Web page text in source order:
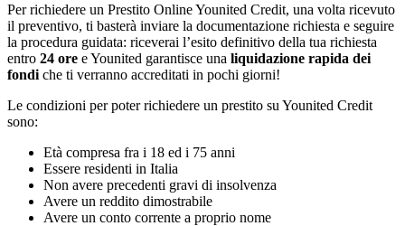
Per richiedere un Prestito Online Younited Credit, una volta ricevuto
il preventivo, ti basterà inviare la documentazione richiesta e seguire
la procedura guidata: riceverai l’esito definitivo della tua richiesta
entro 24 ore e Younited garantisce una liquidazione rapida dei
fondi che ti verranno accreditati in pochi giorni!
Le condizioni per poter richiedere un prestito su Younited Credit
sono:
Età compresa fra i 18 ed i 75 anni
Essere residenti in Italia
Non avere precedenti gravi di insolvenza
Avere un reddito dimostrabile
Avere un conto corrente a proprio nome